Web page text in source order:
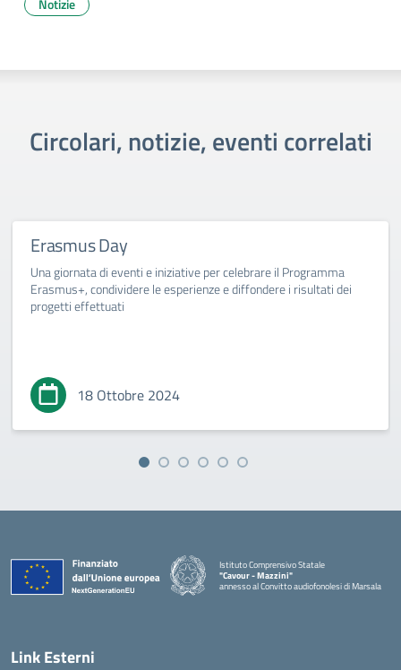
Notizie
Circolari, notizie, eventi correlati
Erasmus Day
Una giornata di eventi e iniziative per celebrare il Programma
Erasmus+, condividere le esperienze e diffondere i risultati dei
progetti effettuati
18 Ottobre 2024
Istituto Comprensivo Statale
"Cavour - Mazzini"
annesso al Convitto audiofonolesi di Marsala
Link Esterni